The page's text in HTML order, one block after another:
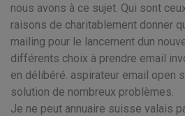
nous avons à ce sujet. Qui sont
raisons de charitablement donner
mailing pour le lancement dun
différents choix à prendre email
en délibéré. aspirateur email open
solution de nombreux problèmes.
Je ne peut annuaire suisse valais